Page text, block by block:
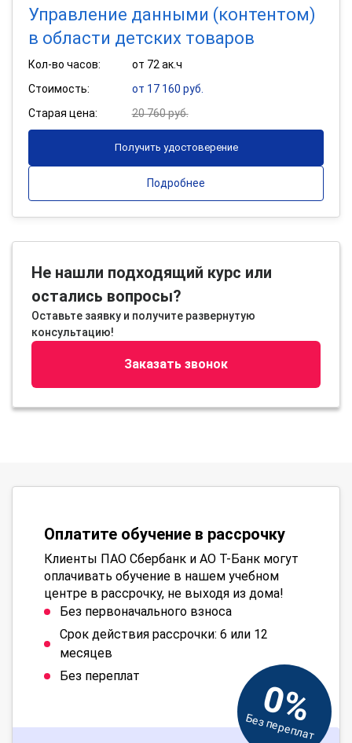
Управление данными (контентом)
в области детских товаров
Кол-во часов:
от 72 ак.ч
Стоимость:
от 17 160 руб.
Старая цена:
20 760 руб.
Получить удостоверение
Подробнее
Не нашли подходящий курс или
остались вопросы?
Оставьте заявку и получите развернутую
консультацию!
Заказать звонок
Оплатите обучение в рассрочку
Клиенты ПАО Сбербанк и АО Т-Банк могут
оплачивать обучение в нашем учебном
центре в рассрочку, не выходя из дома!
Без первоначального взноса
Срок действия рассрочки: 6 или 12
месяцев
Без переплат
0%
Без переплат